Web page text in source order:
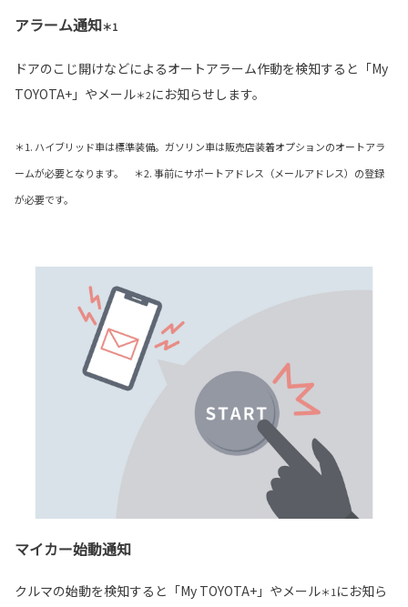
アラーム通知＊1
ドアのこじ開けなどによるオートアラーム作動を検知すると「My
TOYOTA+」やメール＊2にお知らせします。
＊1. ハイブリッド車は標準装備。ガソリン車は販売店装着オプションのオートアラ
ームが必要となります。 ＊2. 事前にサポートアドレス（メールアドレス）の登録
が必要です。
マイカー始動通知
クルマの始動を検知すると「My TOYOTA+」やメール＊1にお知ら